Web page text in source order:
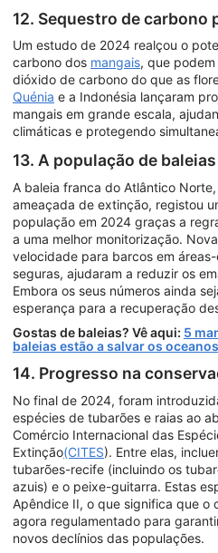
12. Sequestro de carbono
Um estudo de 2024 realçou o
carbono dos mangais, que
dióxido de carbono do que as
Quénia e a Indonésia lançaram
mangais em grande escala,
climáticas e protegendo
13. A população de
A baleia franca do Atlântico
ameaçada de extinção, registou
população em 2024 graças a
a uma melhor monitorização.
velocidade para barcos em
seguras, ajudaram a reduzir os
Embora os seus números ainda
esperança para a recuperação
Gostas de baleias? Vê aqui: 5
baleias estão a salvar os oceanos
14. Progresso na
No final de 2024, foram
espécies de tubarões e raias ao
Comércio Internacional das
Extinção(CITES). Entre elas,
tubarões-recife (incluindo os
azuis) e o peixe-guitarra. Estas
Apêndice II, o que significa que o
agora regulamentado para
novos declínios das populações.